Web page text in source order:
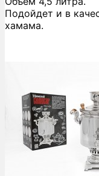
Подойдет и в
хамама.